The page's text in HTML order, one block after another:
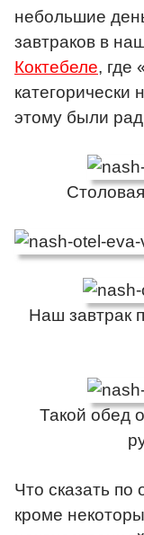
небольшие
завтраков в
Коктебеле, где
этому были
Наш завтрак
Такой обед
Что сказать по
кроме